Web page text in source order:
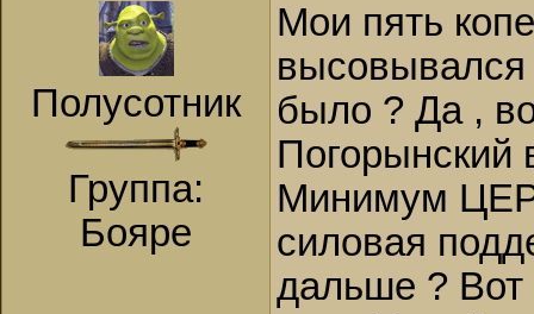
Полусотник
Группа:
Бояре
Мои пять
было ? Да ,
Погорынский
Минимум
силовая
дальше ? Вот